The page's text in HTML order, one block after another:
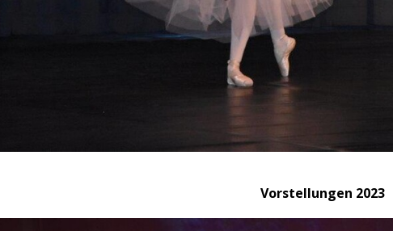
Vorstellungen 2023